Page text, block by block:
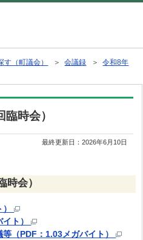
す（町議会） ＞会議録 ＞令和8年
時会）
最終更新日：2026年6月10日
時会）
）
イト）
等（PDF：1.03メガバイト）